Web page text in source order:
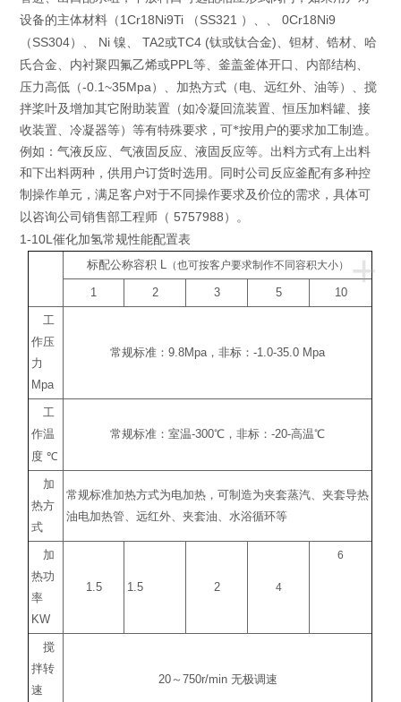
设备的主体材料（ 1Cr18Ni9Ti （ SS321 ）、、 0Cr18Ni9
（ SS304）、 Ni镍、 TA2或TC4 (钛或钛合金)、钽材、锆材、哈
氏合金、内衬聚四氟乙烯或PPL等、釜盖釜体开口、内部结构、
压力高低（-0.1~35Mpa ）、加热方式（电、远红外、油等）、搅
拌桨叶及增加其它附助装置（如冷凝回流装置、恒压加料罐、接
收装置、冷凝器等）等有特殊要求，可*按用户的要求加工制造。
例如：气液反应、气液固反应、液固反应等。出料方式有上出料
和下出料两种，供用户订货时选用。同时公司反应釜配有多种控
制操作单元，满足客户对于不同操作要求及价位的需求，具体可
以咨询公司销售部工程师（ 5757988 ）。
1-10L催化加氢常规性能配置表
+
标配公称容积 L（也可按客户要求制作不同容积大小）
1 2 3 5 10
工
作压
力
Mpa
常规标准：9.8Mpa，非标：-1.0-35.0 Mpa
工
作温
度 ℃
常规标准：室温-300℃ ，非标：-20-高温℃
加
热方
式
常规标准加热方式为电加热，可制造为夹套蒸汽、夹套导热
油电加热管、远红外、夹套油、水浴循环等
加
热功
率
KW
1.5 1.5 2 4
6
搅
拌转
速
20～ 750r/min 无极调速